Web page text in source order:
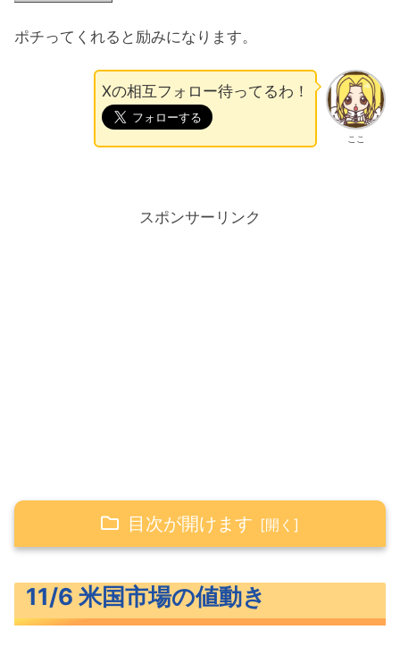
ポチってくれると励みになります。
ここ
Xの相互フォロー待ってるわ！
スポンサーリンク
目次が開けます
米主要3指数の値動き
11/6 米国市場の値動き